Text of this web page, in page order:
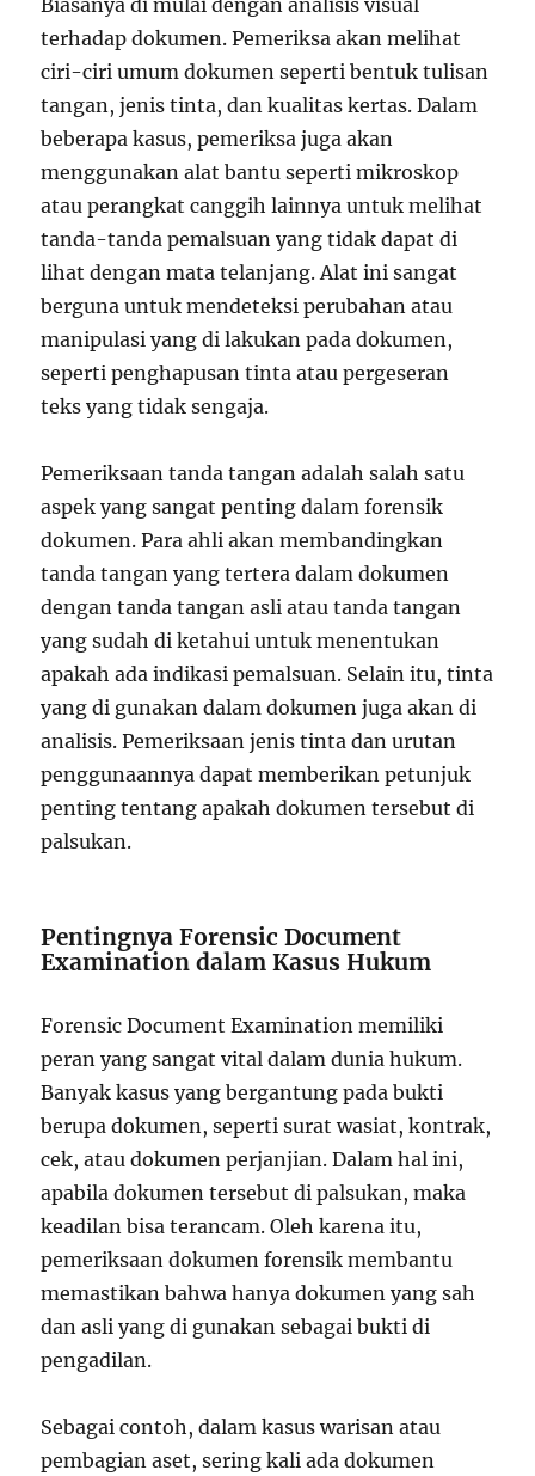
Biasanya di mulai dengan analisis visual
terhadap dokumen. Pemeriksa akan melihat
ciri-ciri umum dokumen seperti bentuk tulisan
tangan, jenis tinta, dan kualitas kertas. Dalam
beberapa kasus, pemeriksa juga akan
menggunakan alat bantu seperti mikroskop
atau perangkat canggih lainnya untuk melihat
tanda-tanda pemalsuan yang tidak dapat di
lihat dengan mata telanjang. Alat ini sangat
berguna untuk mendeteksi perubahan atau
manipulasi yang di lakukan pada dokumen,
seperti penghapusan tinta atau pergeseran
teks yang tidak sengaja.
Pemeriksaan tanda tangan adalah salah satu
aspek yang sangat penting dalam forensik
dokumen. Para ahli akan membandingkan
tanda tangan yang tertera dalam dokumen
dengan tanda tangan asli atau tanda tangan
yang sudah di ketahui untuk menentukan
apakah ada indikasi pemalsuan. Selain itu, tinta
yang di gunakan dalam dokumen juga akan di
analisis. Pemeriksaan jenis tinta dan urutan
penggunaannya dapat memberikan petunjuk
penting tentang apakah dokumen tersebut di
palsukan.
Pentingnya Forensic Document
Examination dalam Kasus Hukum
Forensic Document Examination memiliki
peran yang sangat vital dalam dunia hukum.
Banyak kasus yang bergantung pada bukti
berupa dokumen, seperti surat wasiat, kontrak,
cek, atau dokumen perjanjian. Dalam hal ini,
apabila dokumen tersebut di palsukan, maka
keadilan bisa terancam. Oleh karena itu,
pemeriksaan dokumen forensik membantu
memastikan bahwa hanya dokumen yang sah
dan asli yang di gunakan sebagai bukti di
pengadilan.
Sebagai contoh, dalam kasus warisan atau
pembagian aset, sering kali ada dokumen